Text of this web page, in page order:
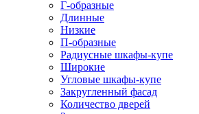
Г-образные
Длинные
Низкие
П-образные
Радиусные шкафы-купе
Широкие
Угловые шкафы-купе
Закругленный фасад
Количество дверей